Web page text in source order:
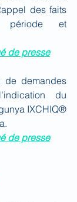
des faits
période et
de presse
de demandes
du
IXCHIQ®
.
de presse